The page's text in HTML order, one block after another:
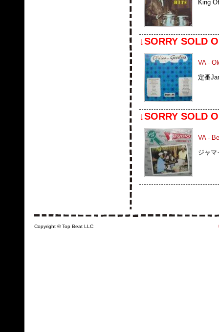
King
↓SORRY SOLD
VA -
定番
↓SORRY SOLD
VA -
ジャマ
Copyright © Top Beat LLC